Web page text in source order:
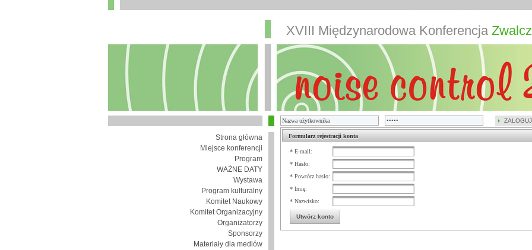
ZALOGUJ
XVIII Międzynarodowa Konferencja
Strona główna
Miejsce konferencji
Program
WAŻNE DATY
Wystawa
Program kulturalny
Komitet Naukowy
Komitet Organizacyjny
Organizatorzy
Sponsorzy
Materiały dla mediów
Formularz rejestracji konta
* E-mail:
* Hasło:
* Powtórz hasło:
* Imię:
* Nazwisko:
Utwórz konto